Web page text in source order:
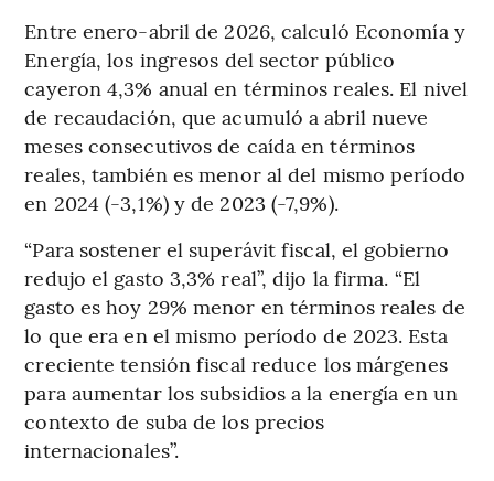
Entre enero-abril de 2026, calculó Economía y
Energía, los ingresos del sector público
cayeron 4,3% anual en términos reales. El nivel
de recaudación, que acumuló a abril nueve
meses consecutivos de caída en términos
reales, también es menor al del mismo período
en 2024 (-3,1%) y de 2023 (-7,9%).
“Para sostener el superávit fiscal, el gobierno
redujo el gasto 3,3% real”, dijo la firma. “El
gasto es hoy 29% menor en términos reales de
lo que era en el mismo período de 2023. Esta
creciente tensión fiscal reduce los márgenes
para aumentar los subsidios a la energía en un
contexto de suba de los precios
internacionales”.